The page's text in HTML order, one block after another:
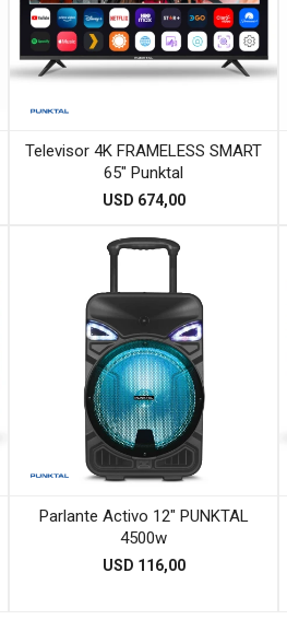
Televisor 4K FRAMELESS SMART
65" Punktal
USD 674,00
Parlante Activo 12" PUNKTAL
4500w
USD 116,00